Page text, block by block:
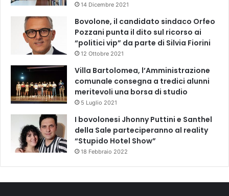
14 Dicembre 2021
Bovolone, il candidato sindaco Orfeo
Pozzani punta il dito sul ricorso ai
“politici vip” da parte di Silvia Fiorini
12 Ottobre 2021
Villa Bartolomea, l’Amministrazione
comunale consegna a tredici alunni
meritevoli una borsa di studio
5 Luglio 2021
I bovolonesi Jhonny Puttini e Santhel
della Sale parteciperanno al reality
“Stupido Hotel Show”
18 Febbraio 2022